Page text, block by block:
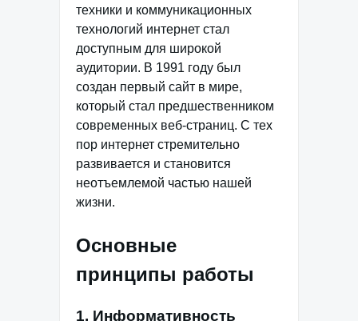
техники и коммуникационных
технологий интернет стал
доступным для широкой
аудитории. В 1991 году был
создан первый сайт в мире,
который стал предшественником
современных веб-страниц. С тех
пор интернет стремительно
развивается и становится
неотъемлемой частью нашей
жизни.
Основные
принципы работы
1. Информативность